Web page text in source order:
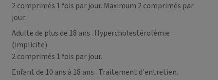
2 comprimés 1 fois par jour. Maximum 2 comprimés par
jour.
Adulte de plus de 18 ans . Hypercholestérolémie
(implicite)
2 comprimés 1 fois par jour.
Enfant de 10 ans à 18 ans . Traitement d'entretien.